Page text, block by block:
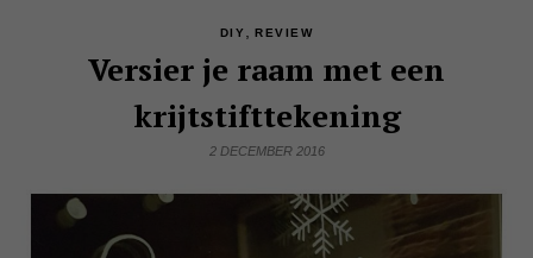
DIY ,REVIEW
Versier je raam met een
krijtstifttekening
2 DECEMBER 2016